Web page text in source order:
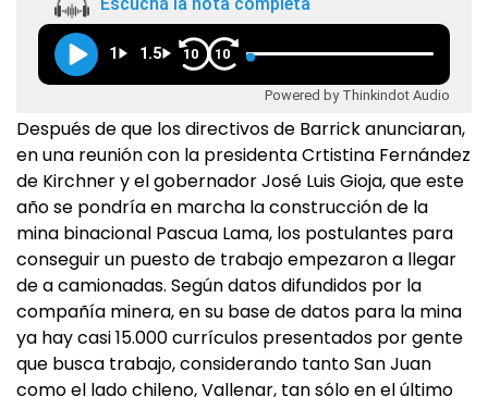
Escuchá la nota completa
1 1.5 10 10
Powered by Thinkindot Audio
Después de que los directivos de Barrick anunciaran,
en una reunión con la presidenta Crtistina Fernández
de Kirchner y el gobernador José Luis Gioja, que este
año se pondría en marcha la construcción de la
mina binacional Pascua Lama, los postulantes para
conseguir un puesto de trabajo empezaron a llegar
de a camionadas. Según datos difundidos por la
compañía minera, en su base de datos para la mina
ya hay casi 15.000 currículos presentados por gente
que busca trabajo, considerando tanto San Juan
como el lado chileno, Vallenar, tan sólo en el último